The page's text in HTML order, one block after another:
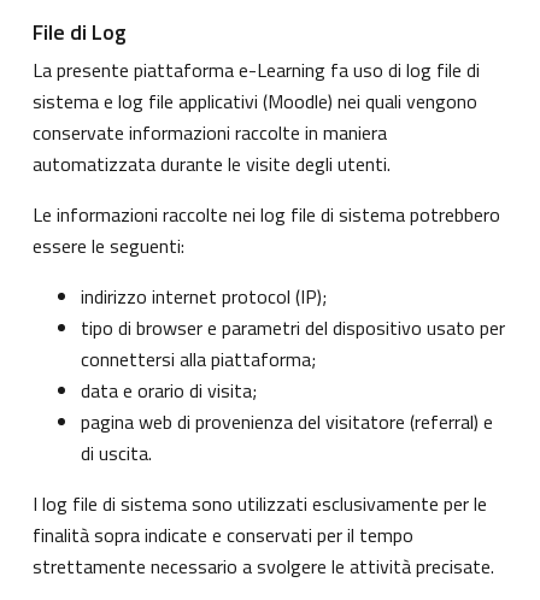
File di Log
La presente piattaforma e-Learning fa uso di log file di
sistema e log file applicativi (Moodle) nei quali vengono
conservate informazioni raccolte in maniera
automatizzata durante le visite degli utenti.
Le informazioni raccolte nei log file di sistema potrebbero
essere le seguenti:
indirizzo internet protocol (IP);
tipo di browser e parametri del dispositivo usato per
connettersi alla piattaforma;
data e orario di visita;
pagina web di provenienza del visitatore (referral) e
di uscita.
I log file di sistema sono utilizzati esclusivamente per le
finalità sopra indicate e conservati per il tempo
strettamente necessario a svolgere le attività precisate.